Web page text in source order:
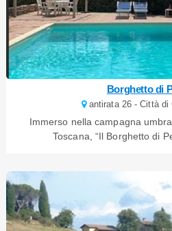
Borghetto di
antirata 26 - Città di
Immerso nella campagna
Toscana, “Il Borghetto di